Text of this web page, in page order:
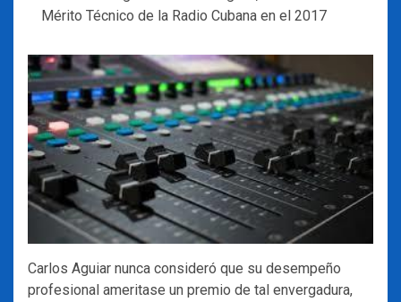
Mérito Técnico de la Radio Cubana en el 2017
Carlos Aguiar nunca consideró que su desempeño
profesional ameritase un premio de tal envergadura,